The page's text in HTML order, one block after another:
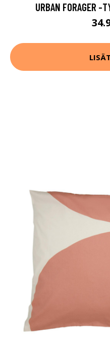
URBAN FORAGER -